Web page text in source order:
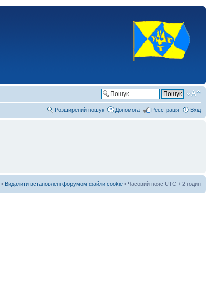
Розширений пошук Допомога Реєстрація Вхід
• Видалити встановлені форумом файли cookie • Часовий пояс UTC + 2 годин